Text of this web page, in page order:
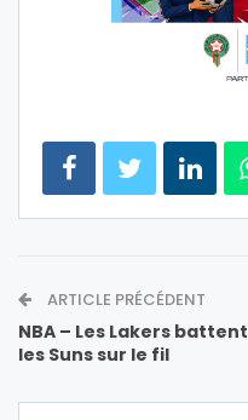
ARTICLE PRÉCÉDENT
NBA – Les Lakers battent
les Suns sur le fil